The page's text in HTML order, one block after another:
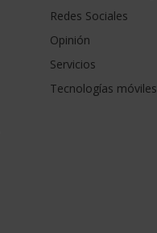
Redes Sociales
Opinión
Servicios
Tecnologías móviles